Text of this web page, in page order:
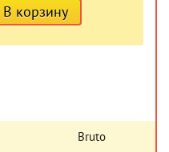
В корзину
Bruto